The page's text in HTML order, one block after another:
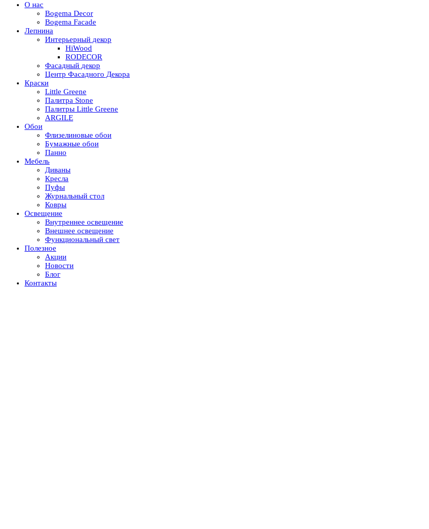
О нас
Bogema Decor
Bogema Facade
Лепнина
Интерьерный декор
HiWood
RODECOR
Фасадный декор
Центр Фасадного Декора
Краски
Little Greene
Палитра Stone
Палитры Little Greene
ARGILE
Обои
Флизелиновые обои
Бумажные обои
Панно
Мебель
Диваны
Кресла
Пуфы
Журнальный стол
Ковры
Освещение
Внутреннее освещение
Внешнее освещение
Функциональный свет
Полезное
Акции
Новости
Блог
Контакты